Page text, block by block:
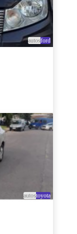
autosford
autostoyota